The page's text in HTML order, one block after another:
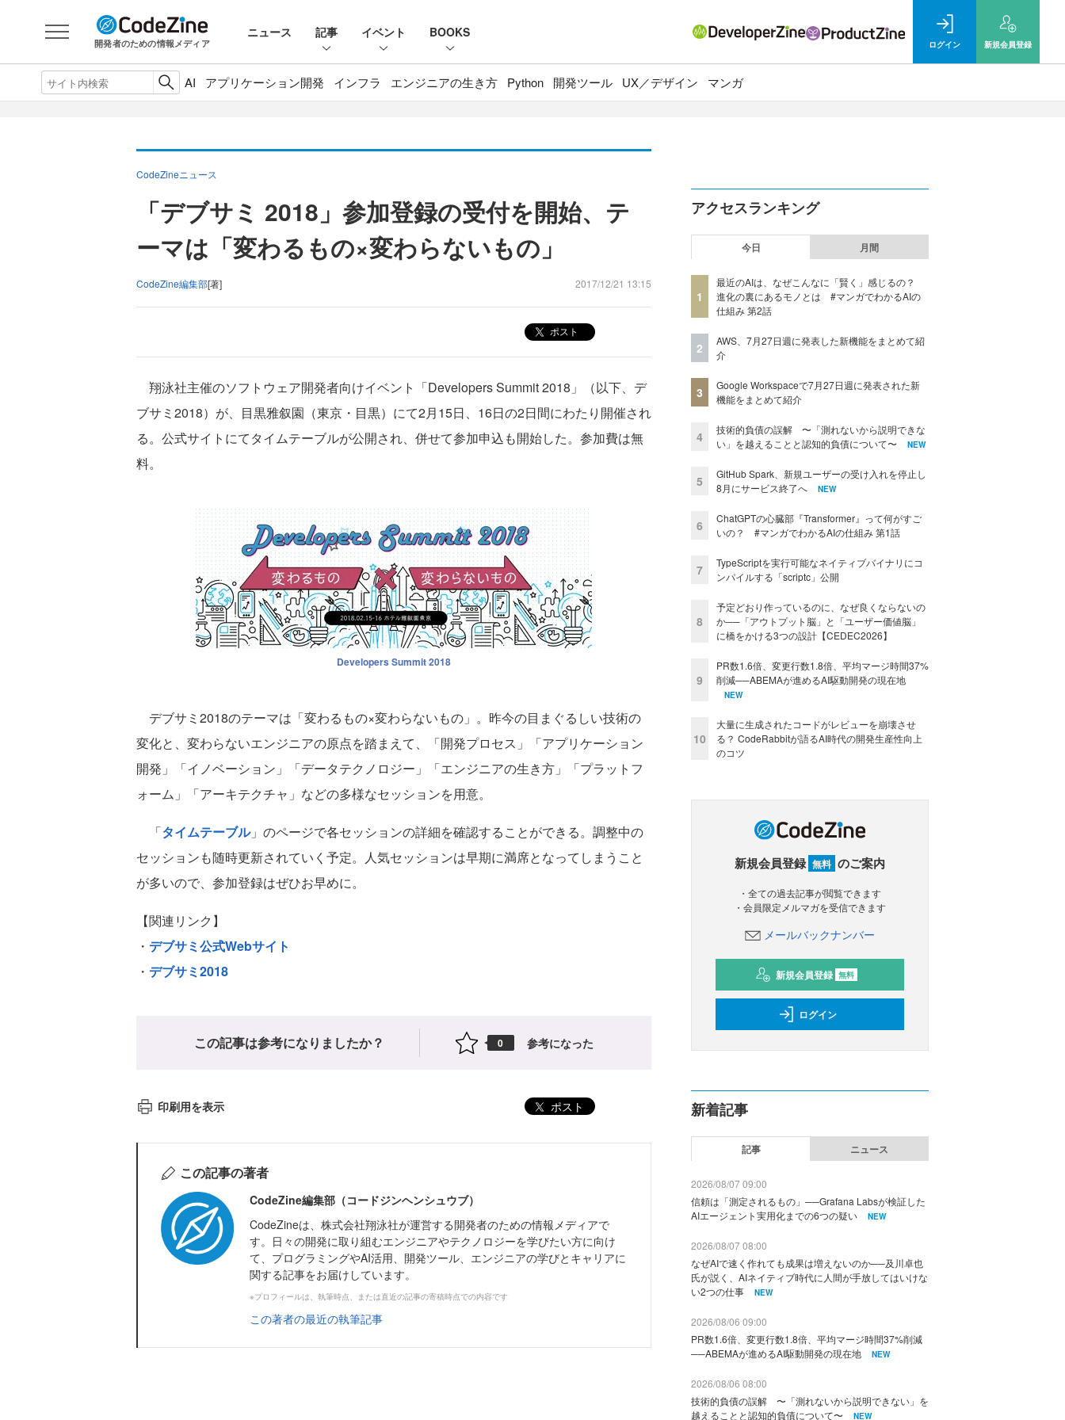
開発者のための情報メディア
ニュース 記事 イベント BOOKS
ログイン 新規会員登録
AI アプリケーション開発 インフラ エンジニアの生き方 Python 開発ツール UX／デザイン マンガ
CodeZineニュース
「デブサミ 2018」参加登録の受付を開始、テ
ーマは「変わるもの×変わらないもの」
CodeZine編集部[著] 2017/12/21 13:15
ポスト
翔泳社主催のソフトウェア開発者向けイベント「Developers Summit 2018」（以下、デ
ブサミ2018）が、目黒雅叙園（東京・目黒）にて2月15日、16日の2日間にわたり開催され
る。公式サイトにてタイムテーブルが公開され、併せて参加申込も開始した。参加費は無
料。
Developers Summit 2018
デブサミ2018のテーマは「変わるもの×変わらないもの」。昨今の目まぐるしい技術の
変化と、変わらないエンジニアの原点を踏まえて、「開発プロセス」「アプリケーション
開発」「イノベーション」「データテクノロジー」「エンジニアの生き方」「プラットフ
ォーム」「アーキテクチャ」などの多様なセッションを用意。
「タイムテーブル」のページで各セッションの詳細を確認することができる。調整中の
セッションも随時更新されていく予定。人気セッションは早期に満席となってしまうこと
が多いので、参加登録はぜひお早めに。
【関連リンク】
・ デブサミ公式Webサイト
・ デブサミ2018
この記事は参考になりましたか？ 0 参考になった
印刷用を表示 ポスト
この記事の著者
CodeZine編集部（コードジンヘンシュウブ）
CodeZineは、株式会社翔泳社が運営する開発者のための情報メディアで
す。日々の開発に取り組むエンジニアやテクノロジーを学びたい方に向け
て、プログラミングやAI活用、開発ツール、エンジニアの学びとキャリアに
関する記事をお届けしています。
※プロフィールは、執筆時点、または直近の記事の寄稿時点での内容です
この著者の最近の執筆記事
アクセスランキング
今日 月間
1
最近のAIは、なぜこんなに「賢く」感じるの？
進化の裏にあるモノとは #マンガでわかるAIの
仕組み 第2話
2
AWS、7月27日週に発表した新機能をまとめて紹
介
3
Google Workspaceで7月27日週に発表された新
機能をまとめて紹介
4
技術的負債の誤解 〜「測れないから説明できな
い」を越えることと認知的負債について〜
NEW
5
GitHub Spark、新規ユーザーの受け入れを停止し
8月にサービス終了へ
NEW
6
ChatGPTの心臓部『Transformer』って何がすご
いの？ #マンガでわかるAIの仕組み 第1話
7
TypeScriptを実行可能なネイティブバイナリにコ
ンパイルする「scriptc」公開
8
予定どおり作っているのに、なぜ良くならないの
か──「アウトプット脳」と「ユーザー価値脳」
に橋をかける3つの設計【CEDEC2026】
9
PR数1.6倍、変更行数1.8倍、平均マージ時間37%
削減──ABEMAが進めるAI駆動開発の現在地
NEW
10
大量に生成されたコードがレビューを崩壊させ
る？ CodeRabbitが語るAI時代の開発生産性向上
のコツ
新規会員登録 無料 のご案内
・全ての過去記事が閲覧できます
・会員限定メルマガを受信できます
メールバックナンバー
新規会員登録 無料
ログイン
新着記事
記事 ニュース
2026/08/07 09:00
信頼は「測定されるもの」──Grafana Labsが検証した
AIエージェント実用化までの6つの疑い
NEW
2026/08/07 08:00
なぜAIで速く作れても成果は増えないのか──及川卓也
氏が説く、AIネイティブ時代に人間が手放してはいけな
い2つの仕事
NEW
2026/08/06 09:00
PR数1.6倍、変更行数1.8倍、平均マージ時間37%削減
──ABEMAが進めるAI駆動開発の現在地
NEW
2026/08/06 08:00
技術的負債の誤解 〜「測れないから説明できない」を
越えることと認知的負債について〜
NEW